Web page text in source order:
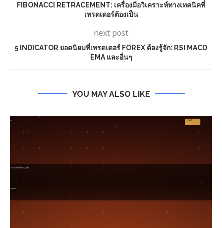
FIBONACCI RETRACEMENT: เครื่องมือวิเคราะห์ทางเทคนิคที่
เทรดเดอร์ต้องเป็น
next post
5 INDICATOR ยอดนิยมที่เทรดเดอร์ FOREX ต้องรู้จัก: RSI MACD
EMA และอื่นๆ
YOU MAY ALSO LIKE